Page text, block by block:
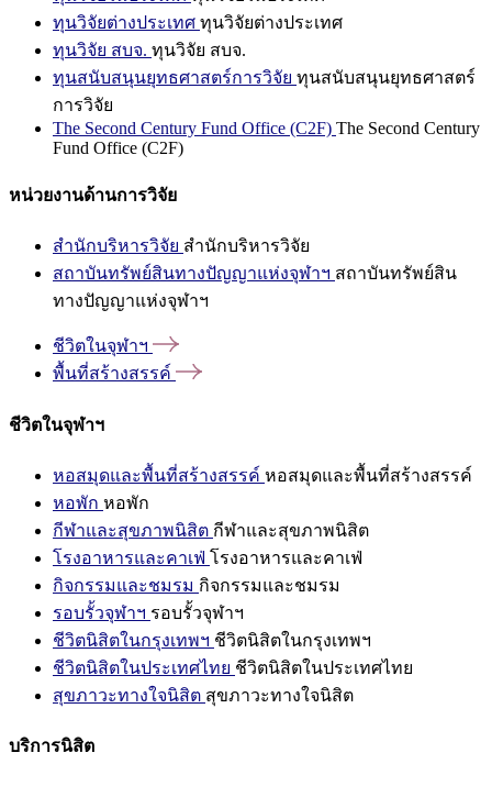
ทุนวิจัยต่างประเทศ ทุนวิจัยต่างประเทศ
ทุนวิจัย สบจ. ทุนวิจัย สบจ.
ทุนสนับสนุนยุทธศาสตร์การวิจัย ทุนสนับสนุนยุทธศาสตร์
การวิจัย
The Second Century Fund Office (C2F) The Second Century
Fund Office (C2F)
หน่วยงานด้านการวิจัย
สำนักบริหารวิจัย สำนักบริหารวิจัย
สถาบันทรัพย์สินทางปัญญาแห่งจุฬาฯ สถาบันทรัพย์สิน
ทางปัญญาแห่งจุฬาฯ
ชีวิตในจุฬาฯ
พื้นที่สร้างสรรค์
ชีวิตในจุฬาฯ
หอสมุดและพื้นที่สร้างสรรค์ หอสมุดและพื้นที่สร้างสรรค์
หอพัก หอพัก
กีฬาและสุขภาพนิสิต กีฬาและสุขภาพนิสิต
โรงอาหารและคาเฟ่ โรงอาหารและคาเฟ่
กิจกรรมและชมรม กิจกรรมและชมรม
รอบรั้วจุฬาฯ รอบรั้วจุฬาฯ
ชีวิตนิสิตในกรุงเทพฯ ชีวิตนิสิตในกรุงเทพฯ
ชีวิตนิสิตในประเทศไทย ชีวิตนิสิตในประเทศไทย
สุขภาวะทางใจนิสิต สุขภาวะทางใจนิสิต
บริการนิสิต